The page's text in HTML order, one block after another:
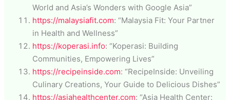
World and Asia’s Wonders with Google Asia”
https://malaysiafit.com: “Malaysia Fit: Your Partner
in Health and Wellness”
https://koperasi.info: “Koperasi: Building
Communities, Empowering Lives”
https://recipeinside.com: “RecipeInside: Unveiling
Culinary Creations, Your Guide to Delicious Dishes”
https://asiahealthcenter.com: “Asia Health Center: